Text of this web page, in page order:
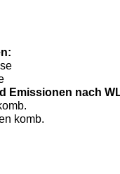
Emissionen nach
komb.